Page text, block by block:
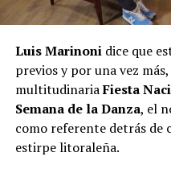
Luis Marinonidice que
previos y por una vez
multitudinariaFiesta
Semana de la Danza, el
como referente detrás de
estirpe litoraleña.